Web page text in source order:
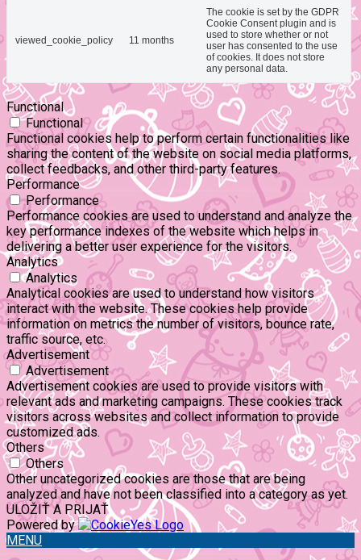
viewed_cookie_policy 11 months
The cookie is set by the GDPR
Cookie Consent plugin and is
used to store whether or not
user has consented to the use
of cookies. It does not store
any personal data.
Functional
Functional
Functional cookies help to perform certain functionalities like
sharing the content of the website on social media platforms,
collect feedbacks, and other third-party features.
Performance
Performance
Performance cookies are used to understand and analyze the
key performance indexes of the website which helps in
delivering a better user experience for the visitors.
Analytics
Analytics
Analytical cookies are used to understand how visitors
interact with the website. These cookies help provide
information on metrics the number of visitors, bounce rate,
traffic source, etc.
Advertisement
Advertisement
Advertisement cookies are used to provide visitors with
relevant ads and marketing campaigns. These cookies track
visitors across websites and collect information to provide
customized ads.
Others
Others
Other uncategorized cookies are those that are being
analyzed and have not been classified into a category as yet.
ULOŽIŤ A PRIJAŤ
Powered by
MENU